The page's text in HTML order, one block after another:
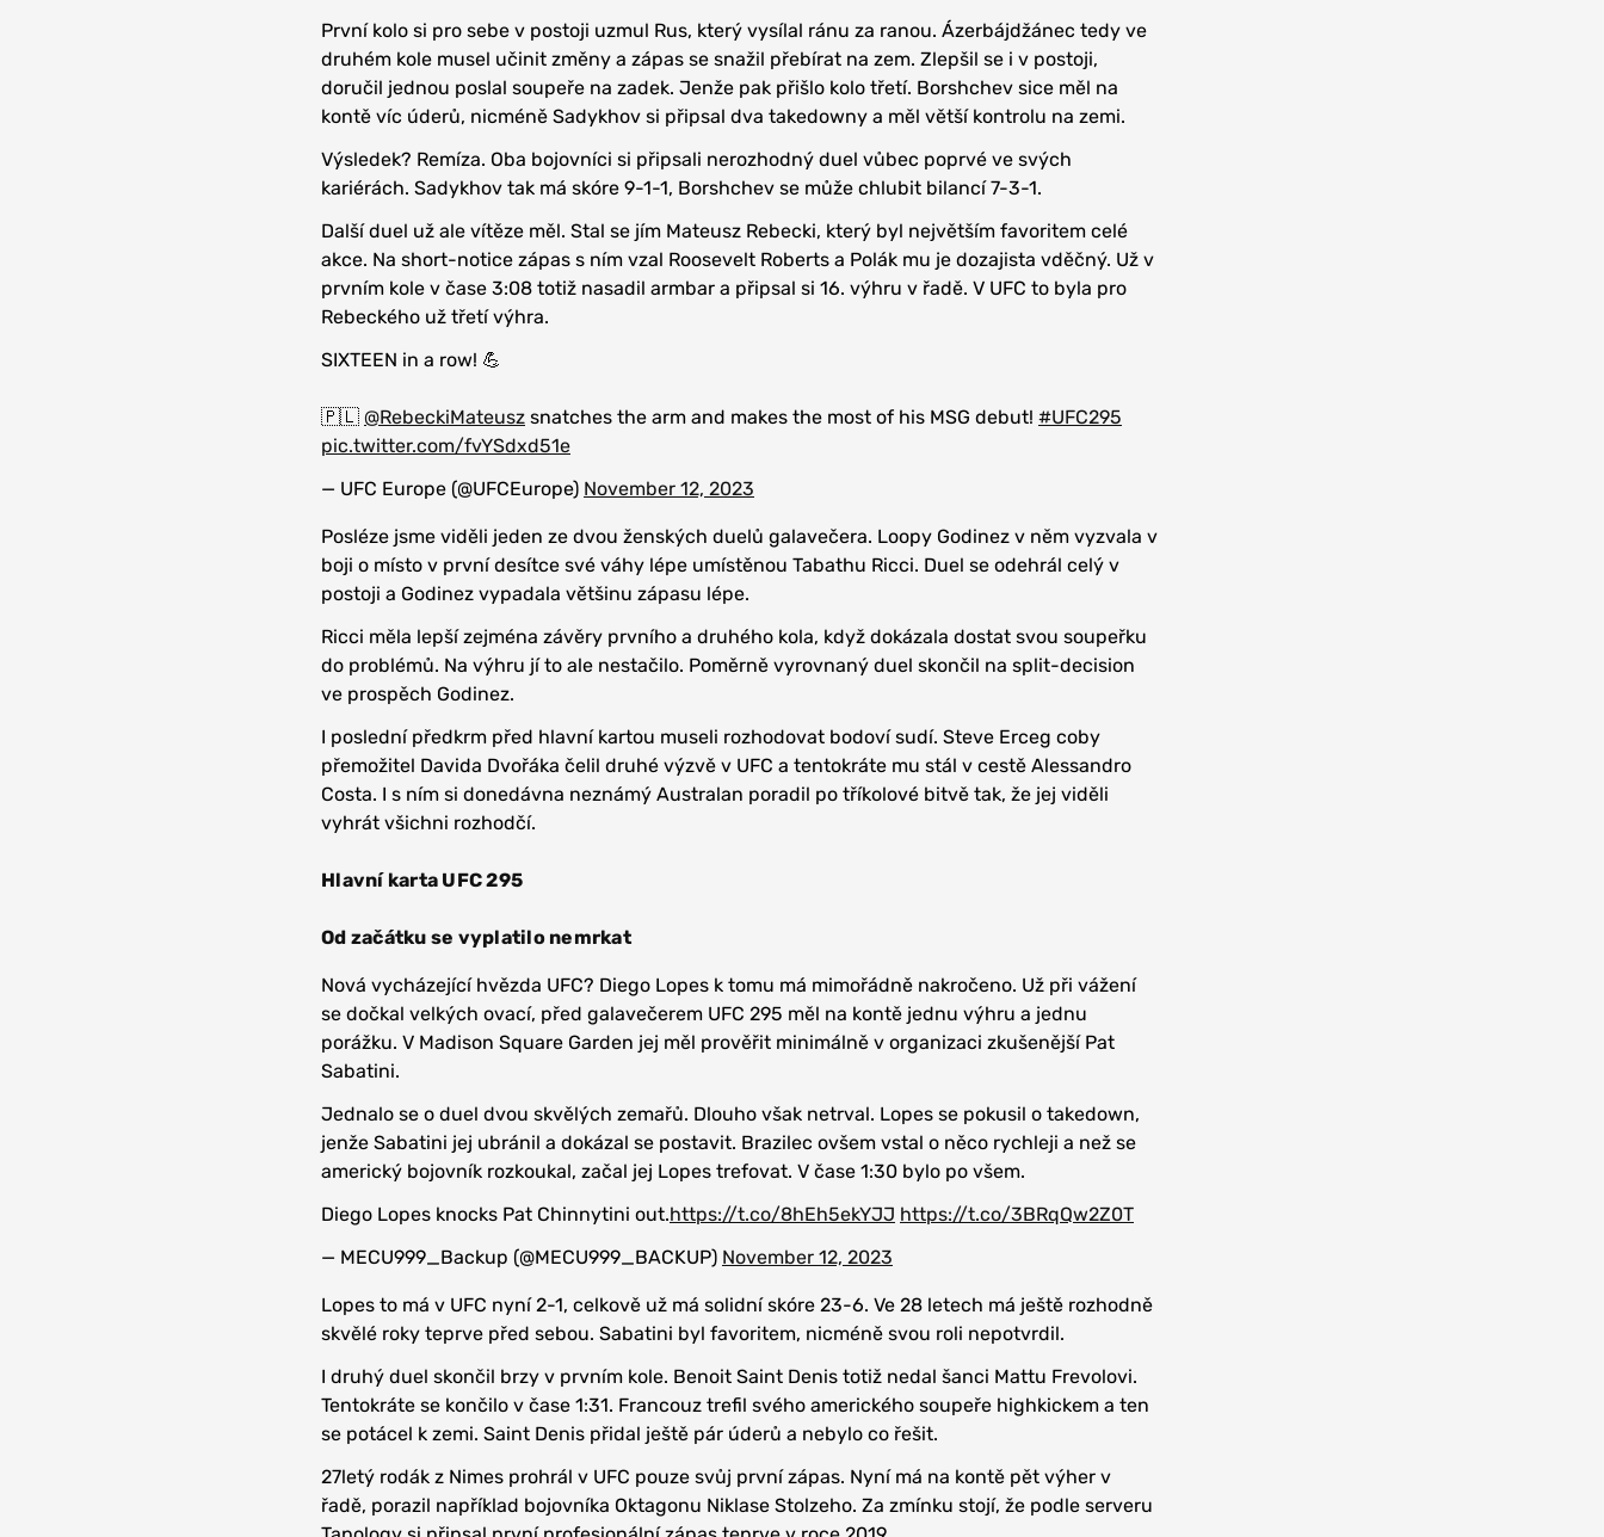
První kolo si pro sebe v postoji uzmul Rus, který vysílal ránu za ranou. Ázerbájdžánec tedy ve
druhém kole musel učinit změny a zápas se snažil přebírat na zem. Zlepšil se i v postoji,
doručil jednou poslal soupeře na zadek. Jenže pak přišlo kolo třetí. Borshchev sice měl na
kontě víc úderů, nicméně Sadykhov si připsal dva takedowny a měl větší kontrolu na zemi.
Výsledek? Remíza. Oba bojovníci si připsali nerozhodný duel vůbec poprvé ve svých
kariérách. Sadykhov tak má skóre 9-1-1, Borshchev se může chlubit bilancí 7-3-1.
Další duel už ale vítěze měl. Stal se jím Mateusz Rebecki, který byl největším favoritem celé
akce. Na short-notice zápas s ním vzal Roosevelt Roberts a Polák mu je dozajista vděčný. Už v
prvním kole v čase 3:08 totiž nasadil armbar a připsal si 16. výhru v řadě. V UFC to byla pro
Rebeckého už třetí výhra.
SIXTEEN in a row! 💪
🇵🇱 @RebeckiMateusz snatches the arm and makes the most of his MSG debut! #UFC295
pic.twitter.com/fvYSdxd51e
— UFC Europe (@UFCEurope) November 12, 2023
Posléze jsme viděli jeden ze dvou ženských duelů galavečera. Loopy Godinez v něm vyzvala v
boji o místo v první desítce své váhy lépe umístěnou Tabathu Ricci. Duel se odehrál celý v
postoji a Godinez vypadala většinu zápasu lépe.
Ricci měla lepší zejména závěry prvního a druhého kola, když dokázala dostat svou soupeřku
do problémů. Na výhru jí to ale nestačilo. Poměrně vyrovnaný duel skončil na split-decision
ve prospěch Godinez.
I poslední předkrm před hlavní kartou museli rozhodovat bodoví sudí. Steve Erceg coby
přemožitel Davida Dvořáka čelil druhé výzvě v UFC a tentokráte mu stál v cestě Alessandro
Costa. I s ním si donedávna neznámý Australan poradil po tříkolové bitvě tak, že jej viděli
vyhrát všichni rozhodčí.
Hlavní karta UFC 295
Od začátku se vyplatilo nemrkat
Nová vycházející hvězda UFC? Diego Lopes k tomu má mimořádně nakročeno. Už při vážení
se dočkal velkých ovací, před galavečerem UFC 295 měl na kontě jednu výhru a jednu
porážku. V Madison Square Garden jej měl prověřit minimálně v organizaci zkušenější Pat
Sabatini.
Jednalo se o duel dvou skvělých zemařů. Dlouho však netrval. Lopes se pokusil o takedown,
jenže Sabatini jej ubránil a dokázal se postavit. Brazilec ovšem vstal o něco rychleji a než se
americký bojovník rozkoukal, začal jej Lopes trefovat. V čase 1:30 bylo po všem.
Diego Lopes knocks Pat Chinnytini out.https://t.co/8hEh5ekYJJ https://t.co/3BRqQw2Z0T
— MECU999_Backup (@MECU999_BACKUP) November 12, 2023
Lopes to má v UFC nyní 2-1, celkově už má solidní skóre 23-6. Ve 28 letech má ještě rozhodně
skvělé roky teprve před sebou. Sabatini byl favoritem, nicméně svou roli nepotvrdil.
I druhý duel skončil brzy v prvním kole. Benoit Saint Denis totiž nedal šanci Mattu Frevolovi.
Tentokráte se končilo v čase 1:31. Francouz trefil svého amerického soupeře highkickem a ten
se potácel k zemi. Saint Denis přidal ještě pár úderů a nebylo co řešit.
27letý rodák z Nimes prohrál v UFC pouze svůj první zápas. Nyní má na kontě pět výher v
řadě, porazil například bojovníka Oktagonu Niklase Stolzeho. Za zmínku stojí, že podle serveru